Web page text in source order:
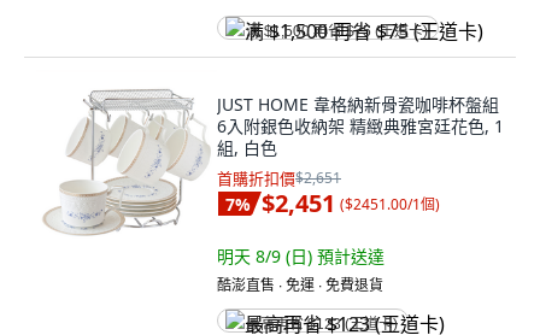
满 $1,500 再省 $75 (王道卡)
JUST HOME 韋格納新骨瓷咖啡杯盤組
6入附銀色收納架 精緻典雅宮廷花色, 1
組, 白色
首購折扣價$2,651
7% $2,451 ($2451.00/1個)
明天 8/9 (日) 預計送達
酷澎直售 ∙ 免運 ∙ 免費退貨
最高再省 $123 (王道卡)